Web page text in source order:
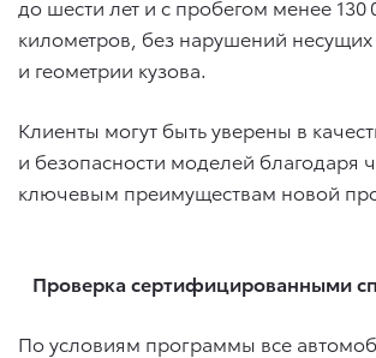
до шести лет и с пробегом менее 130
километров, без нарушений
и геометрии кузова.
Клиенты могут быть уверены в
и безопасности моделей благодаря
ключевым преимуществам новой
Проверка сертифицированными
По условиям программы все